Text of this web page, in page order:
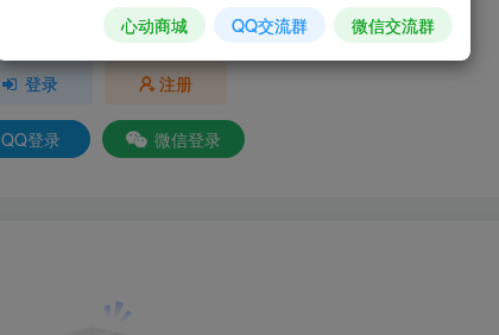
请登录后发表评论
登录 注册
QQ登录 微信登录
心动商城 QQ交流群 微信交流群